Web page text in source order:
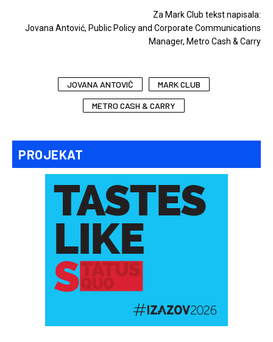
PROJEKAT
Za Mark Club tekst napisala:
Jovana Antović, Public Policy and Corporate Communications
Manager, Metro Cash & Carry
JOVANA ANTOVIĆ MARK CLUB
METRO CASH & CARRY